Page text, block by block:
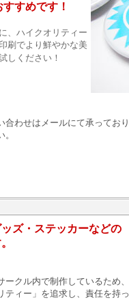
すめです！
、ハイクオリティー
刷でより鮮やかな美
しください！
合わせはメールにて承ってお
ズ・ステッカーなどの
ークル内で制作しているため
ティー」を追求し、責任を持